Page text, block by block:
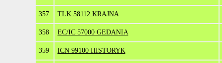
357 TLK 58112 KRAJNA
358 EC/IC 57000 GEDANIA
359 ICN 99100 HISTORYK